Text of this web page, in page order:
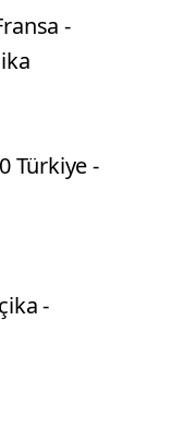
-
Türkiye -
-